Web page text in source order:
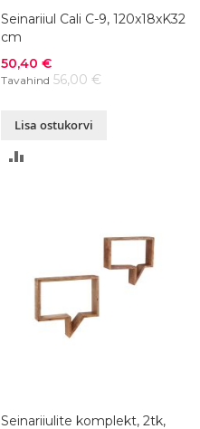
Seinariiul Cali C-9, 120x18xK32
cm
Soodushind
50,40 €
Tavahind 56,00 €
Lisa ostukorvi
Seinariiulite komplekt, 2tk,